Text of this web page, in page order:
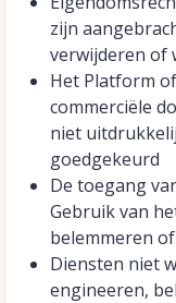
zijn
verwijderen of
Het Platform
commerciële
niet
goedgekeurd
De toegang
Gebruik van
belemmeren
Diensten niet
engineeren,